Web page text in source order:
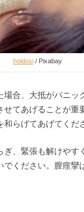
holdosi / Pixabay
場合、大抵がパニッ
てあげることが重
らげてあげてくだ
ぎ、緊張も解けやす
でください。膣痙攣